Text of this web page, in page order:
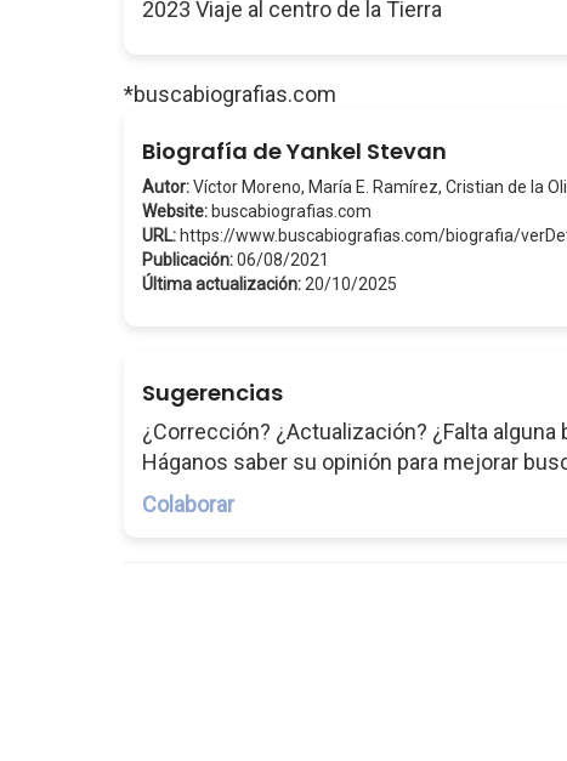
2023 Viaje al centro de la Tierra
*buscabiografias.com
Biografía de Yankel Stevan
Autor:Víctor Moreno, María E. Ramírez, Cristian de la
Website: buscabiografias.com
URL: https://www.buscabiografias.com/biografia/
Publicación:06/08/2021
Última actualización: 20/10/2025
Sugerencias
¿Corrección? ¿Actualización? ¿Falta alguna
Háganos saber su opinión para mejorar
Colaborar